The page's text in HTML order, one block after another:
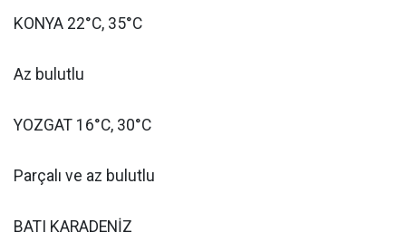
KONYA 22°C, 35°C
Az bulutlu
YOZGAT 16°C, 30°C
Parçalı ve az bulutlu
BATI KARADENİZ